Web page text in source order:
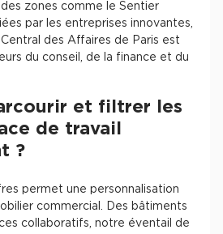
zones comme le Sentier
par les entreprises innovantes,
des Affaires de Paris est
du conseil, de la finance et du
et filtrer les
de travail
?
permet une personnalisation
commercial. Des bâtiments
collaboratifs, notre éventail de